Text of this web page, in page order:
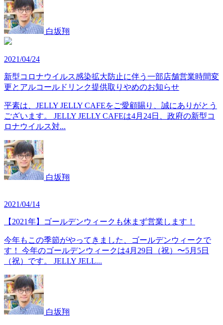
白坂翔
2021/04/24
新型コロナウイルス感染拡大防止に伴う一部店舗営業時間変
更とアルコールドリンク提供取りやめのお知らせ
平素は、JELLY JELLY CAFEをご愛顧賜り、誠にありがとう
ございます。 JELLY JELLY CAFEは4月24日、政府の新型コ
ロナウイルス対...
白坂翔
2021/04/14
【2021年】ゴールデンウィークも休まず営業します！
今年もこの季節がやってきました、ゴールデンウィークで
す！ 今年のゴールデンウィークは4月29日（祝）〜5月5日
（祝）です。 JELLY JELL...
白坂翔